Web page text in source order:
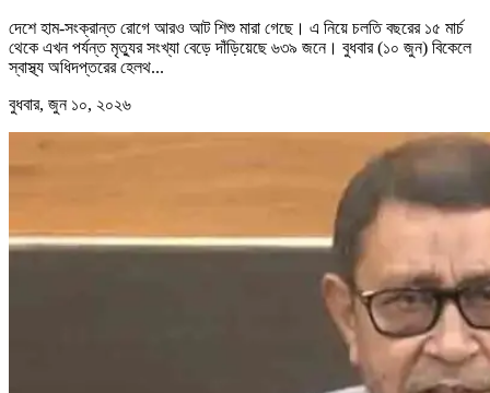
দেশে হাম-সংক্রান্ত রোগে আরও আট শিশু মারা গেছে। এ নিয়ে চলতি বছরের ১৫ মার্চ
থেকে এখন পর্যন্ত মৃত্যুর সংখ্যা বেড়ে দাঁড়িয়েছে ৬৩৯ জনে। বুধবার (১০ জুন) বিকেলে
স্বাস্থ্য অধিদপ্তরের হেলথ...
বুধবার, জুন ১০, ২০২৬